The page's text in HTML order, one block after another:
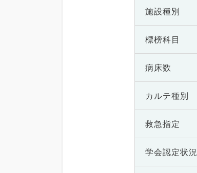
施設種別
標榜科目
病床数
カルテ種別
救急指定
学会認定状況